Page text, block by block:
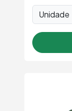
Unidade